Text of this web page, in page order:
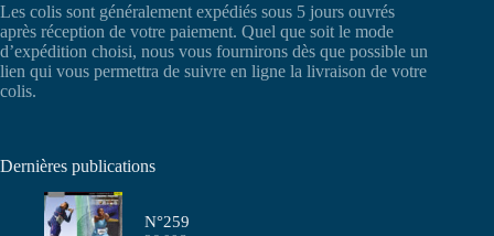
Les colis sont généralement expédiés sous 5 jours ouvrés
après réception de votre paiement. Quel que soit le mode
d’expédition choisi, nous vous fournirons dès que possible un
lien qui vous permettra de suivre en ligne la livraison de votre
colis.
Dernières publications
N°259